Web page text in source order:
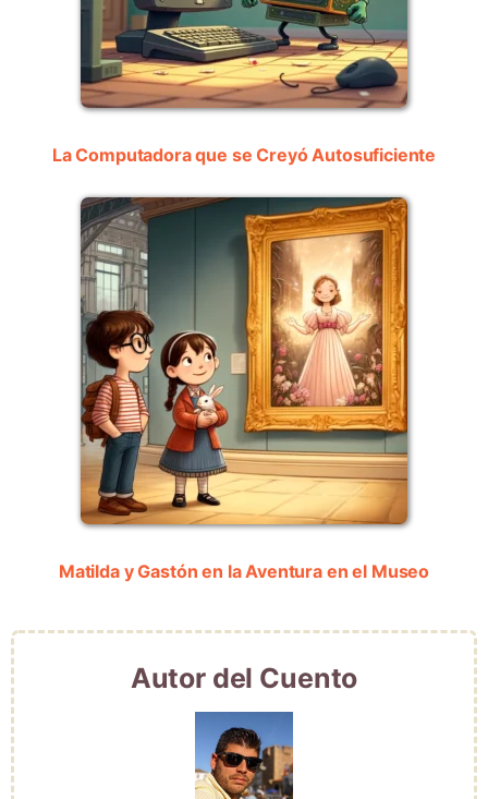
La Computadora que se Creyó Autosuficiente
Matilda y Gastón en la Aventura en el Museo
Autor del Cuento